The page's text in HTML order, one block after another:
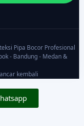
Pipa Bocor Profesional
- Bandung - Medan &
kembali